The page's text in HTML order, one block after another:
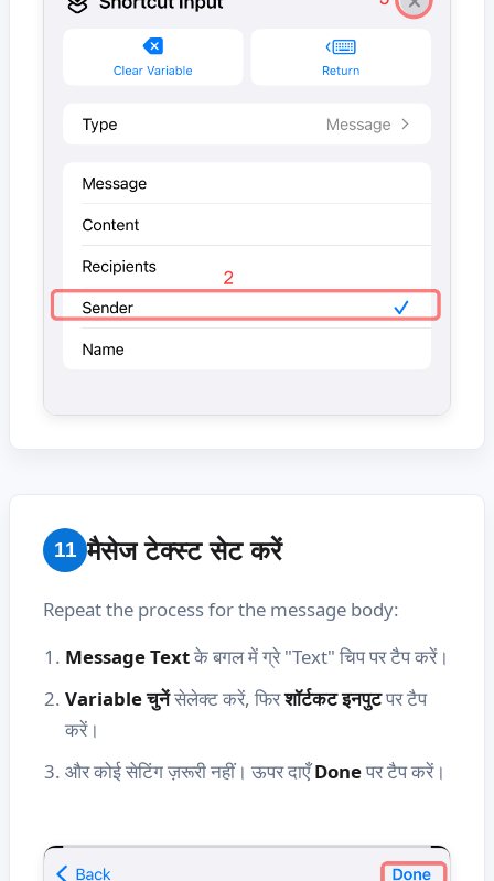
11 मैसेज टेक्स्ट सेट करें
Repeat the process for the message body:
Message Textके बगल में ग्रे "Text" चिप पर टैप करें।
Variable चुनेंसेलेक्ट करें, फिरशॉर्टकट इनपुटपर टैप
करें।
और कोई सेटिंग ज़रूरी नहीं। ऊपर दाएँDoneपर टैप करें।